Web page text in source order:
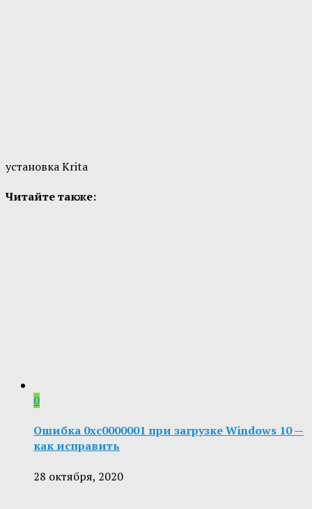
установка Krita
Читайте также:
0
Ошибка 0xc0000001 при загрузке Windows 10 —
как исправить
28 октября, 2020